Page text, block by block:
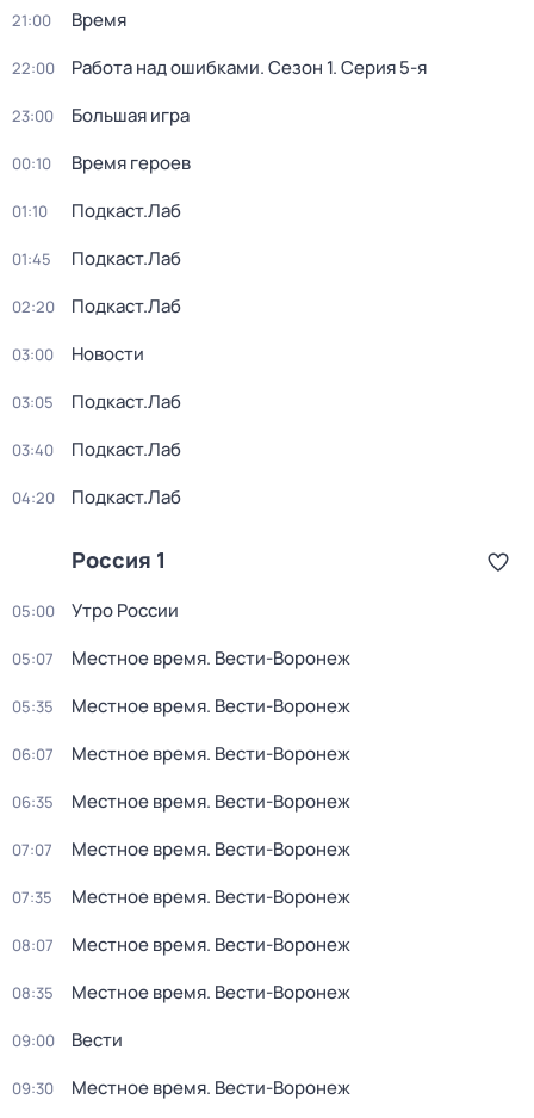
21:00 Время
22:00 Работа над ошибками. Сезон 1. Серия 5-я
23:00 Большая игра
00:10 Время героев
01:10 Подкаст.Лаб
01:45 Подкаст.Лаб
02:20 Подкаст.Лаб
03:00 Новости
03:05 Подкаст.Лаб
03:40 Подкаст.Лаб
04:20 Подкаст.Лаб
Россия 1
05:00 Утро России
05:07 Местное время. Вести-Воронеж
05:35 Местное время. Вести-Воронеж
06:07 Местное время. Вести-Воронеж
06:35 Местное время. Вести-Воронеж
07:07 Местное время. Вести-Воронеж
07:35 Местное время. Вести-Воронеж
08:07 Местное время. Вести-Воронеж
08:35 Местное время. Вести-Воронеж
09:00 Вести
09:30 Местное время. Вести-Воронеж